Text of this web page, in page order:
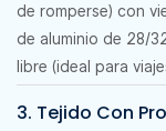
de romperse) con
de aluminio de 28/
libre (ideal para
3. Tejido Con